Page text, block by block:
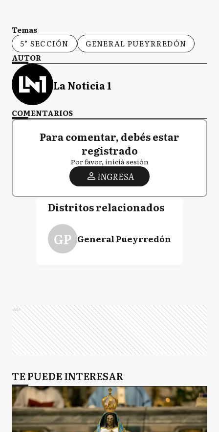
Temas
5° SECCIÓN
GENERAL PUEYRREDÓN
AUTOR
La Noticia 1
COMENTARIOS
Para comentar, debés estar
registrado
Por favor, iniciá sesión
INGRESA
Distritos relacionados
GP General Pueyrredón
Ads
TE PUEDE INTERESAR